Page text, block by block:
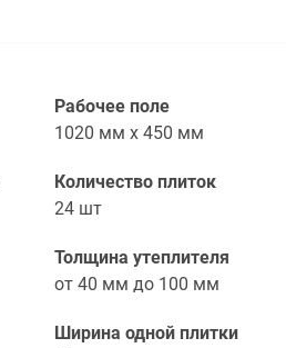
Рабочее поле
1020 мм х 450 мм
Количество плиток
24 шт
Толщина утеплителя
от 40 мм до 100 мм
Ширина одной плитки